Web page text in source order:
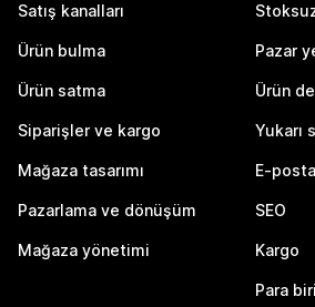
Satış kanalları
Ürün bulma
Ürün satma
Siparişler ve kargo
Mağaza tasarımı
Pazarlama ve dönüşüm
Mağaza yönetimi
Pazar
Ürün
Yukarı
E-
SEO
Kargo
Para